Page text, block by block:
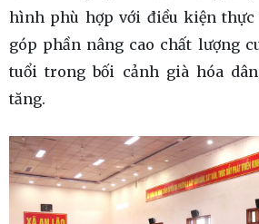
hình phù hợp với điều kiện thực
góp phần nâng cao chất lượng
tuổi trong bối cảnh già hóa
tăng.